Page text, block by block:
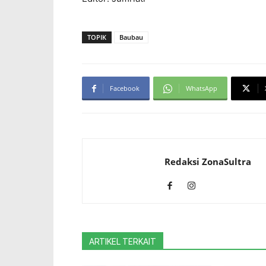
TOPIK Baubau
Facebook WhatsApp
Redaksi ZonaSultra
ARTIKEL TERKAIT